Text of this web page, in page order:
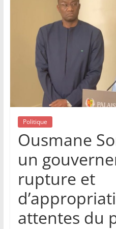
Politique
Ousmane
un
rupture et
attentes du